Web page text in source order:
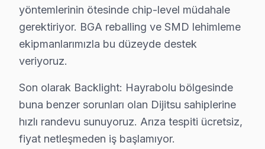
Ben de, "Ahmet Bey, merak etmeyin, hemen
Ahmet Bey'in sorusu beni düşündürdü. Hayrabolu'da
Dijitsu’nun bu bölgede bu denli yaygın olmasının
Dijitsu Arızaları: Sahadan Gerçek Vakalar
1.Anakart Sorunu: Ekran Gelmemesi
Sorun: Televizyonun açılmasına rağmen
Neden: Dijitsu modellerinde, özellikle A
yöntemlerinin ötesinde chip-level müdahale
gerektiriyor. BGA reballing ve SMD lehimleme
ekipmanlarımızla bu düzeyde destek
veriyoruz.
Son olarak Backlight: Hayrabolu bölgesinde
buna benzer sorunları olan Dijitsu sahiplerine
hızlı randevu sunuyoruz. Arıza tespiti ücretsiz,
fiyat netleşmeden iş başlamıyor.